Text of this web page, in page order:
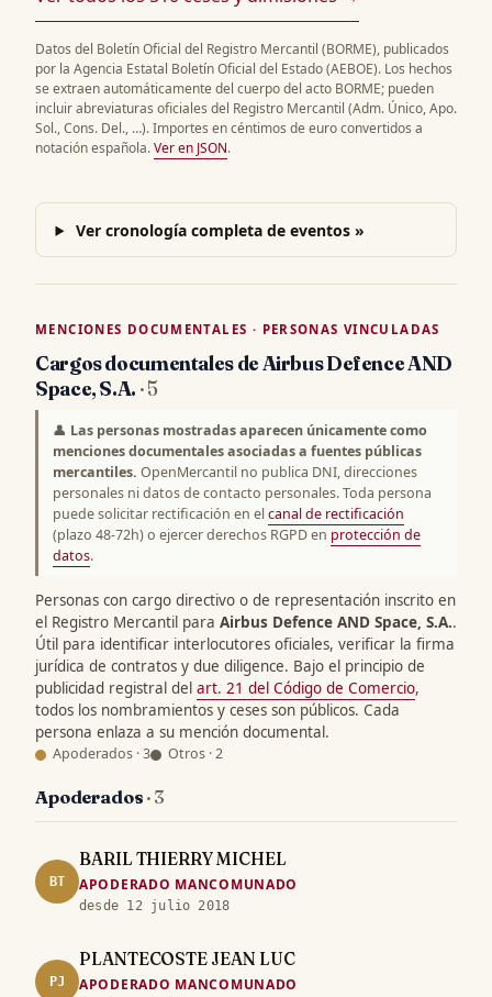
Datos del Boletín Oficial del Registro Mercantil (BORME), publicados
por la Agencia Estatal Boletín Oficial del Estado (AEBOE). Los hechos
se extraen automáticamente del cuerpo del acto BORME; pueden
incluir abreviaturas oficiales del Registro Mercantil (Adm. Único, Apo.
Sol., Cons. Del., …). Importes en céntimos de euro convertidos a
notación española.Ver en JSON.
Ver cronología completa de eventos »
MENCIONES DOCUMENTALES · PERSONAS VINCULADAS
Cargos documentales de Airbus Defence AND
Space, S.A. · 5
👤 Las personas mostradas aparecen únicamente como
menciones documentales asociadas a fuentes públicas
mercantiles. OpenMercantil no publica DNI, direcciones
personales ni datos de contacto personales. Toda persona
puede solicitar rectificación en elcanal de rectificación
(plazo 48-72h) o ejercer derechos RGPD en protección de
datos.
Personas con cargo directivo o de representación inscrito en
el Registro Mercantil para Airbus Defence AND Space, S.A..
Útil para identificar interlocutores oficiales, verificar la firma
jurídica de contratos y due diligence. Bajo el principio de
publicidad registral del art. 21 del Código de Comercio,
todos los nombramientos y ceses son públicos. Cada
persona enlaza a su mención documental.
Apoderados · 3 Otros · 2
Apoderados · 3
BT
BARIL THIERRY MICHEL
APODERADO MANCOMUNADO
desde 12 julio 2018
PJ
PLANTECOSTE JEAN LUC
APODERADO MANCOMUNADO